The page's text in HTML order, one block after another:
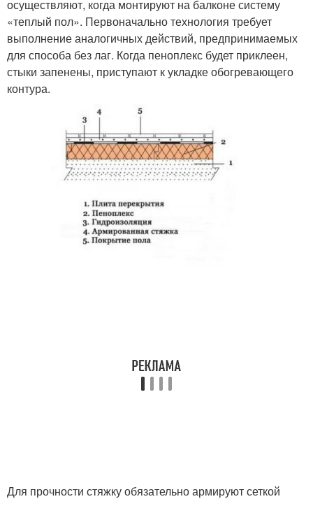
осуществляют, когда монтируют на балконе систему
«теплый пол». Первоначально технология требует
выполнение аналогичных действий, предпринимаемых
для способа без лаг. Когда пеноплекс будет приклеен,
стыки запенены, приступают к укладке обогревающего
контура.
Для прочности стяжку обязательно армируют сеткой